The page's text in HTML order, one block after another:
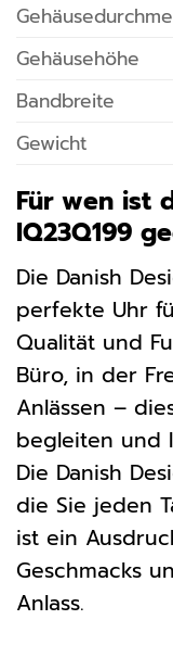
Gehäusehöhe
Bandbreite
Gewicht
Für wen ist
IQ23Q199
Die Danish
perfekte Uhr
Qualität und
Büro, in der
Anlässen –
begleiten und
Die Danish
die Sie jeden
ist ein
Geschmacks
Anlass.